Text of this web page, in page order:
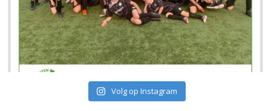
Volg op Instagram